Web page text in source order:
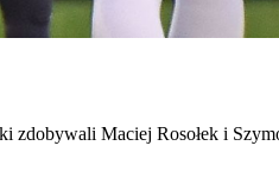
zdobywali Maciej Rosołek i